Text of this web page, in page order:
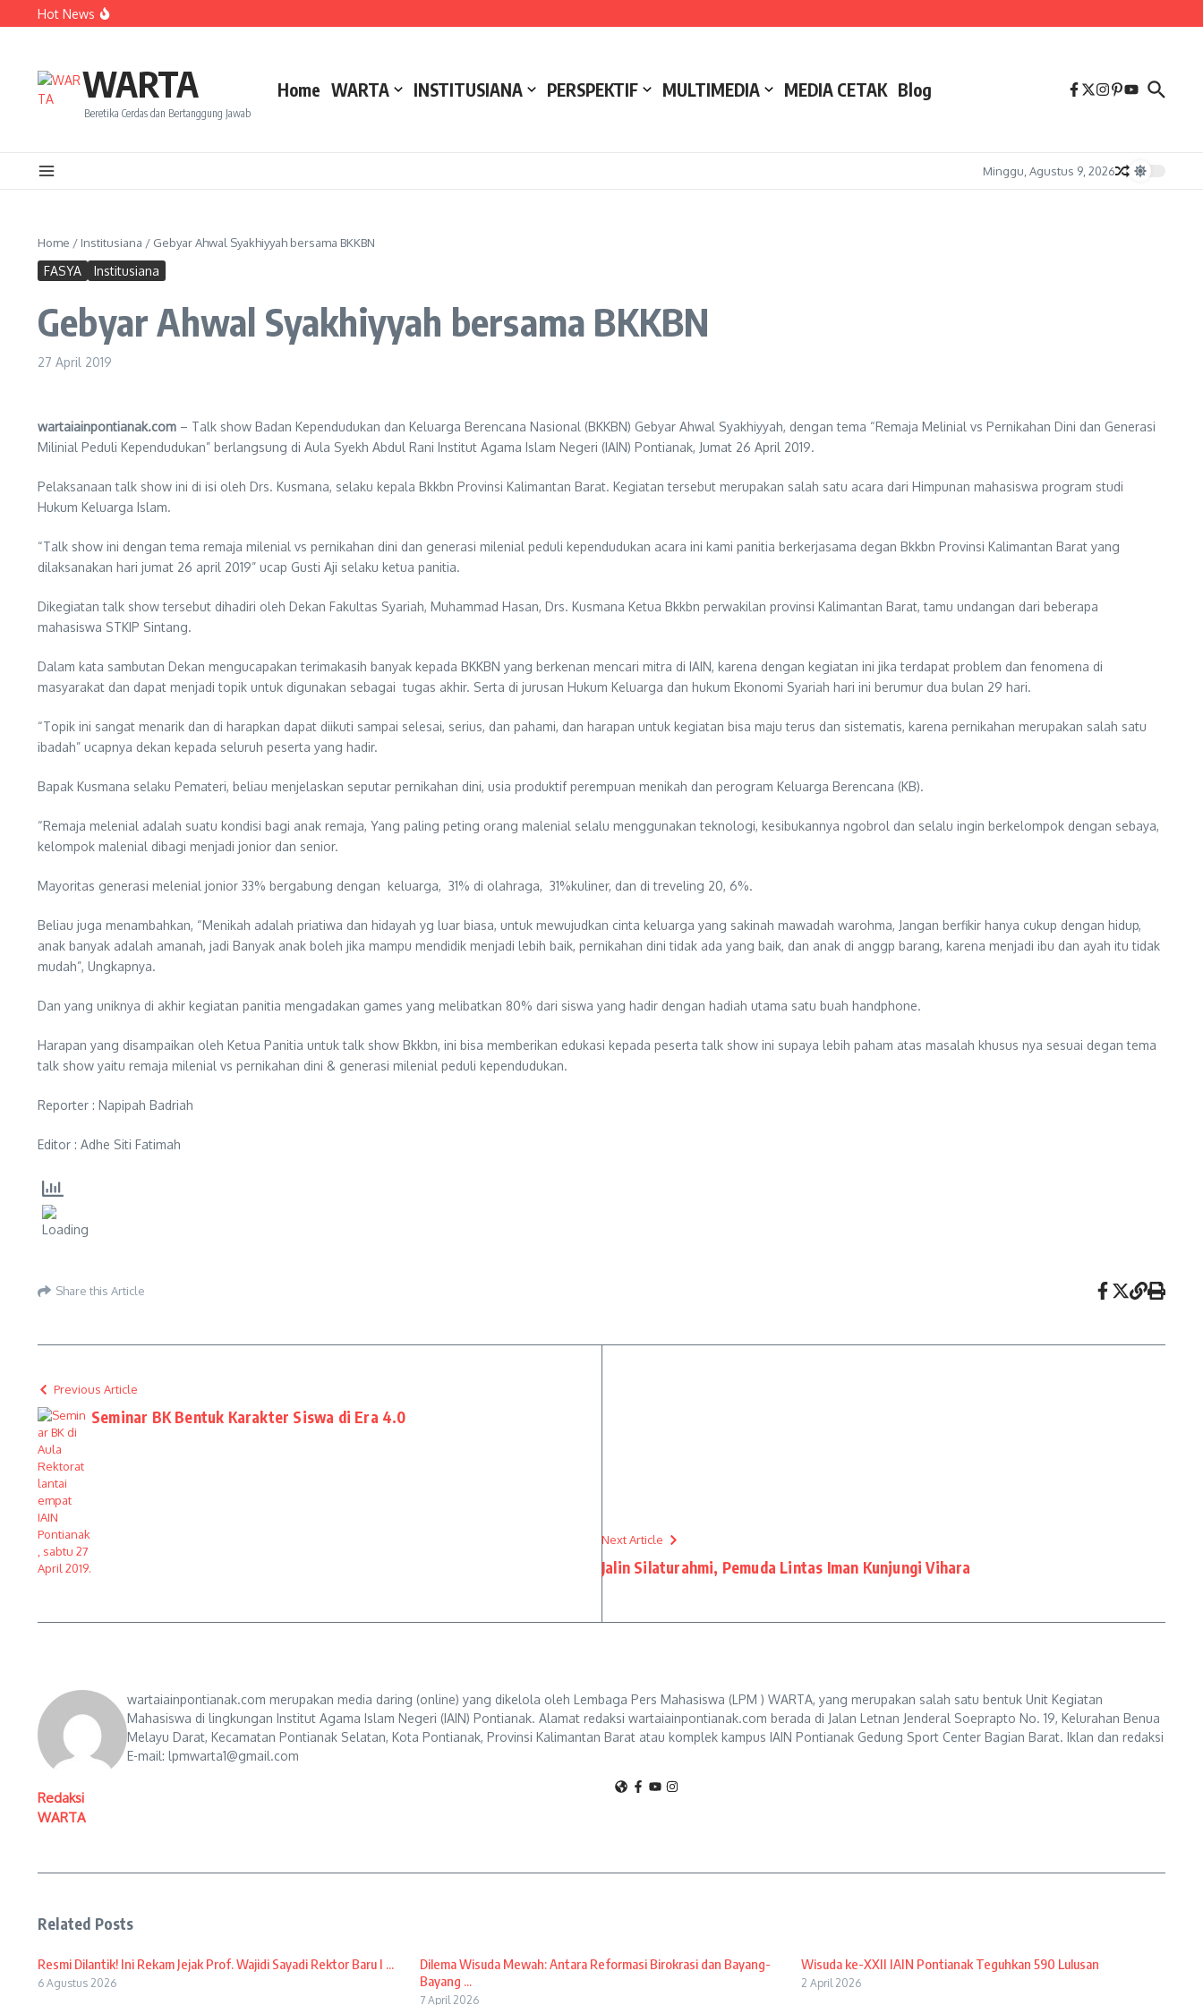
Lewati ke konten
Hot News
Amanah Baru Arskal Salim untuk Kemajuan IAIN Pontianak
WARTA
Beretika Cerdas dan Bertanggung Jawab
Home WARTA INSTITUSIANA PERSPEKTIF MULTIMEDIA MEDIA CETAK Blog
Minggu, Agustus 9, 2026
Home / Institusiana / Gebyar Ahwal Syakhiyyah bersama BKKBN
FASYA Institusiana
Gebyar Ahwal Syakhiyyah bersama BKKBN
27 April 2019
wartaiainpontianak.com – Talk show Badan Kependudukan dan Keluarga Berencana Nasional (BKKBN) Gebyar Ahwal Syakhiyyah, dengan tema “Remaja Melinial vs Pernikahan Dini dan Generasi
Milinial Peduli Kependudukan” berlangsung di Aula Syekh Abdul Rani Institut Agama Islam Negeri (IAIN) Pontianak, Jumat 26 April 2019.
Pelaksanaan talk show ini di isi oleh Drs. Kusmana, selaku kepala Bkkbn Provinsi Kalimantan Barat. Kegiatan tersebut merupakan salah satu acara dari Himpunan mahasiswa program studi
Hukum Keluarga Islam.
“Talk show ini dengan tema remaja milenial vs pernikahan dini dan generasi milenial peduli kependudukan acara ini kami panitia berkerjasama degan Bkkbn Provinsi Kalimantan Barat yang
dilaksanakan hari jumat 26 april 2019” ucap Gusti Aji selaku ketua panitia.
Dikegiatan talk show tersebut dihadiri oleh Dekan Fakultas Syariah, Muhammad Hasan, Drs. Kusmana Ketua Bkkbn perwakilan provinsi Kalimantan Barat, tamu undangan dari beberapa
mahasiswa STKIP Sintang.
Dalam kata sambutan Dekan mengucapakan terimakasih banyak kepada BKKBN yang berkenan mencari mitra di IAIN, karena dengan kegiatan ini jika terdapat problem dan fenomena di
masyarakat dan dapat menjadi topik untuk digunakan sebagai tugas akhir. Serta di jurusan Hukum Keluarga dan hukum Ekonomi Syariah hari ini berumur dua bulan 29 hari.
“Topik ini sangat menarik dan di harapkan dapat diikuti sampai selesai, serius, dan pahami, dan harapan untuk kegiatan bisa maju terus dan sistematis, karena pernikahan merupakan salah satu
ibadah” ucapnya dekan kepada seluruh peserta yang hadir.
Bapak Kusmana selaku Pemateri, beliau menjelaskan seputar pernikahan dini, usia produktif perempuan menikah dan perogram Keluarga Berencana (KB).
“Remaja melenial adalah suatu kondisi bagi anak remaja, Yang paling peting orang malenial selalu menggunakan teknologi, kesibukannya ngobrol dan selalu ingin berkelompok dengan sebaya,
kelompok malenial dibagi menjadi jonior dan senior.
Mayoritas generasi melenial jonior 33% bergabung dengan keluarga, 31% di olahraga, 31%kuliner, dan di treveling 20, 6%.
Beliau juga menambahkan, “Menikah adalah priatiwa dan hidayah yg luar biasa, untuk mewujudkan cinta keluarga yang sakinah mawadah warohma, Jangan berfikir hanya cukup dengan hidup,
anak banyak adalah amanah, jadi Banyak anak boleh jika mampu mendidik menjadi lebih baik, pernikahan dini tidak ada yang baik, dan anak di anggp barang, karena menjadi ibu dan ayah itu tidak
mudah”, Ungkapnya.
Dan yang uniknya di akhir kegiatan panitia mengadakan games yang melibatkan 80% dari siswa yang hadir dengan hadiah utama satu buah handphone.
Harapan yang disampaikan oleh Ketua Panitia untuk talk show Bkkbn, ini bisa memberikan edukasi kepada peserta talk show ini supaya lebih paham atas masalah khusus nya sesuai degan tema
talk show yaitu remaja milenial vs pernikahan dini & generasi milenial peduli kependudukan.
Reporter : Napipah Badriah
Editor : Adhe Siti Fatimah
Share this Article
Previous Article
Seminar BK Bentuk Karakter Siswa di Era 4.0
Next Article
Jalin Silaturahmi, Pemuda Lintas Iman Kunjungi Vihara
Redaksi
WARTA
wartaiainpontianak.com merupakan media daring (online) yang dikelola oleh Lembaga Pers Mahasiswa (LPM ) WARTA, yang merupakan salah satu bentuk Unit Kegiatan
Mahasiswa di lingkungan Institut Agama Islam Negeri (IAIN) Pontianak. Alamat redaksi wartaiainpontianak.com berada di Jalan Letnan Jenderal Soeprapto No. 19, Kelurahan Benua
Melayu Darat, Kecamatan Pontianak Selatan, Kota Pontianak, Provinsi Kalimantan Barat atau komplek kampus IAIN Pontianak Gedung Sport Center Bagian Barat. Iklan dan redaksi
E-mail: lpmwarta1@gmail.com
Related Posts
Resmi Dilantik! Ini Rekam Jejak Prof. Wajidi Sayadi Rektor Baru I ...
6 Agustus 2026
Dilema Wisuda Mewah: Antara Reformasi Birokrasi dan Bayang-
Bayang ...
7 April 2026
Wisuda ke-XXII IAIN Pontianak Teguhkan 590 Lulusan
2 April 2026